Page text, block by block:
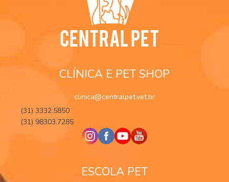
CLÍNICA E PET SHOP
clinica@centralpet.vet.br
(31) 3332.5850
(31) 98303.7285
ESCOLA PET